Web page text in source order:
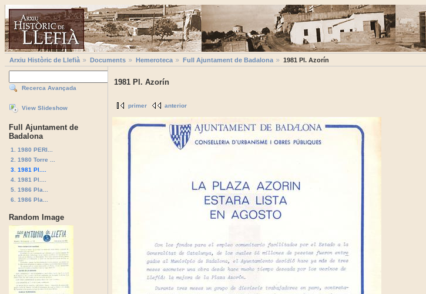
Arxiu Històric de Llefià Documents Hemeroteca Full Ajuntament de Badalona 1981 Pl. Azorín
Recerca Avançada
View Slideshow
Full Ajuntament de
Badalona
1. 1980 PERI...
2. 1980 Torre ...
3. 1981 Pl....
4. 1981 Pl....
5. 1986 Pla...
6. 1986 Pla...
Random Image
1981 Pl. Azorín
primer anterior